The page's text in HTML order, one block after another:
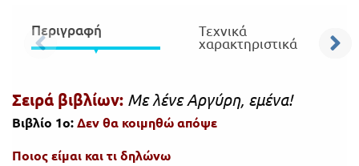
Περιγραφή Τεχνικά
χαρακτηριστικά
Σειρά βιβλίων: Με λένε Αργύρη, εμένα!
Βιβλίο 1ο:Δεν θα κοιμηθώ απόψε
Ποιος είμαι και τι δηλώνω